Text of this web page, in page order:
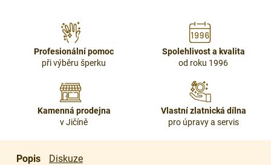
Profesionální pomoc
při výběru šperku
Spolehlivost a kvalita
od roku 1996
Kamenná prodejna
v Jičíně
Vlastní zlatnická dílna
pro úpravy a servis
Popis Diskuze